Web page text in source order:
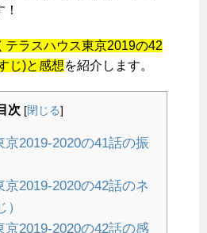
テラスハウス東京2019の42
じ)と感想を紹介します。
次 [閉じる]
2019-2020の41話の振
2019-2020の42話のネ
京2019-2020の42話の感